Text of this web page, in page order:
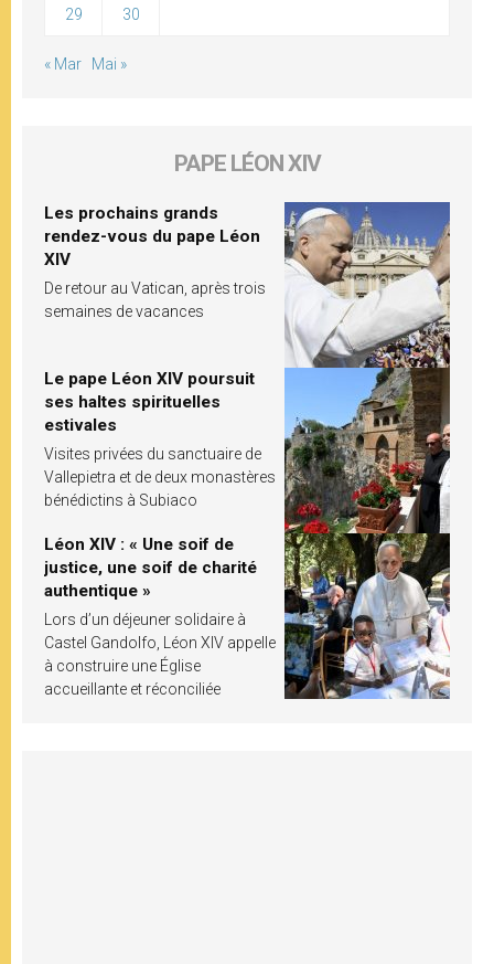
29 30
« Mar Mai »
PAPE LÉON XIV
Les prochains grands
rendez-vous du pape Léon
XIV
De retour au Vatican, après trois
semaines de vacances
Le pape Léon XIV poursuit
ses haltes spirituelles
estivales
Visites privées du sanctuaire de
Vallepietra et de deux monastères
bénédictins à Subiaco
Léon XIV : « Une soif de
justice, une soif de charité
authentique »
Lors d’un déjeuner solidaire à
Castel Gandolfo, Léon XIV appelle
à construire une Église
accueillante et réconciliée